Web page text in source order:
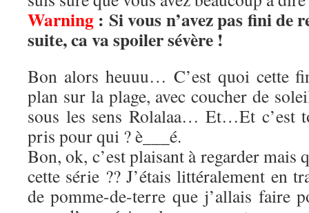
Warning: Si vous n’avez pas fini de
suite, ca va spoiler sévère !
Bon alors heuuu… C’est quoi cette
plan sur la plage, avec coucher de
sous les sens Rolalaa… Et…Et c’est
pris pour qui ? è___é.
Bon, ok, c’est plaisant à regarder mais
cette série ?? J’étais littéralement en
de pomme-de-terre que j’allais faire